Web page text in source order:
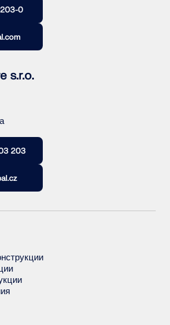
0
s.r.o.
203